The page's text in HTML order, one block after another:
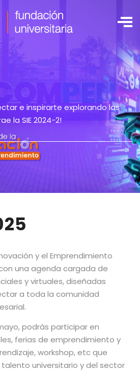
e inspirarte explorando las
la SIE 2024-2!
y el Emprendimiento
una agenda cargada de
y virtuales, diseñadas
a toda la comunidad
podrás participar en
ferias de emprendimiento y
workshop, etc que
universitario y del sector